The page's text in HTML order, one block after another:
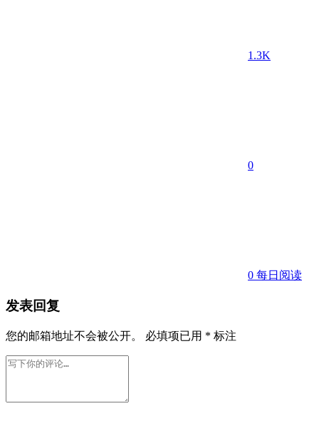
1.3K
0
0 每日阅读
发表回复
您的邮箱地址不会被公开。 必填项已用 * 标注